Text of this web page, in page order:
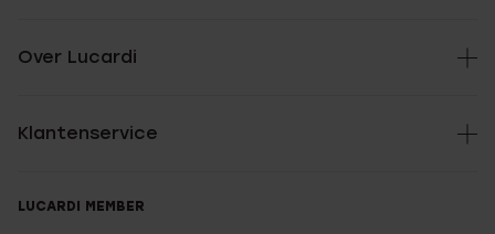
Over Lucardi
Klantenservice
LUCARDI MEMBER